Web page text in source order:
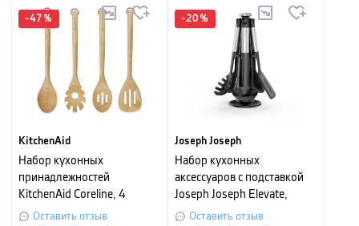
-47 %
KitchenAid
Набор кухонных
принадлежностей
KitchenAid Coreline, 4
предмета
Оставить отзыв
-20 %
Joseph Joseph
Набор кухонных
аксессуаров с подставкой
Joseph Joseph Elevate,
высота 35 см, серебристый,
Оставить отзыв